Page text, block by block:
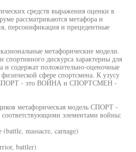
средств выражения оценки в
рассматриваются метафора и
персонификация и прецедентные
метафорические модели.
спортивного дискурса характерны для
и содержат положительно-оценочные
сфере спортсмена. К узусу
СПОРТ - это ВОЙНА и СПОРТСМЕН -
метафорическая модель СПОРТ -
элементами войны:
(battle, massacre, carnage)
battler)